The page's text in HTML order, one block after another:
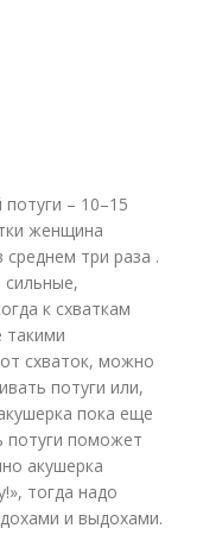
– 10–15
женщина
три раза .
к схваткам
такими
схваток, можно
потуги или,
пока еще
потуги поможет
акушерка
тогда надо
и выдохами.